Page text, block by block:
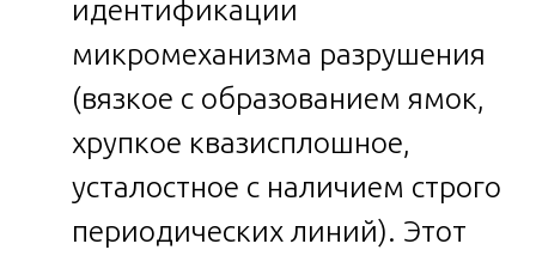
идентификации
микромеханизма разрушения
(вязкое с образованием ямок,
хрупкое квазисплошное,
усталостное с наличием строго
периодических линий). Этот